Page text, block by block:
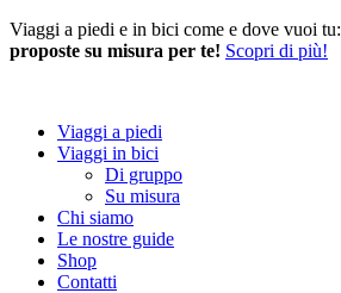
Viaggi a piedi e in bici come e dove vuoi tu:
proposte su misura per te! Scopri di più!
Viaggi a piedi
Viaggi in bici
Di gruppo
Su misura
Chi siamo
Le nostre guide
Shop
Contatti